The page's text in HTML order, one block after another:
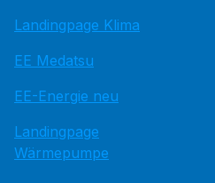
Landingpage Klima
EE Medatsu
EE-Energie neu
Landingpage
Wärmepumpe